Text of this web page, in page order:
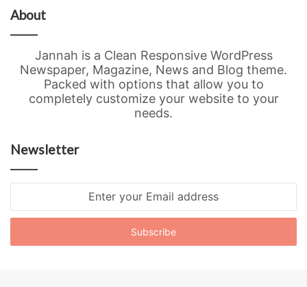
About
Jannah is a Clean Responsive WordPress
Newspaper, Magazine, News and Blog theme.
Packed with options that allow you to
completely customize your website to your
needs.
Newsletter
Email